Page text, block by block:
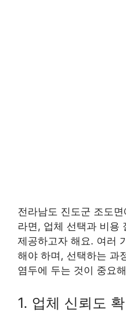
전라남도 진도군 조도
라면, 업체 선택과 비용
제공하고자 해요. 여러
해야 하며, 선택하는 과
염두에 두는 것이 중요
1. 업체 신뢰도